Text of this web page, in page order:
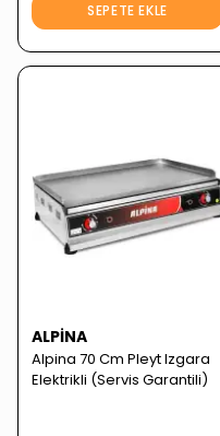
SEPETE EKLE
ALPINA
Alpina 70 Cm Pleyt Izgara
Elektrikli (Servis Garantili)